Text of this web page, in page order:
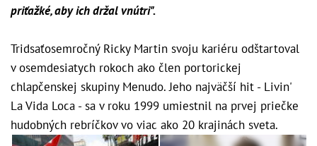
priťažké, aby ich držal vnútri".
Tridsaťosemročný Ricky Martin svoju kariéru odštartoval
v osemdesiatych rokoch ako člen portorickej
chlapčenskej skupiny Menudo. Jeho najväčší hit - Livin'
La Vida Loca - sa v roku 1999 umiestnil na prvej priečke
hudobných rebríčkov vo viac ako 20 krajinách sveta.